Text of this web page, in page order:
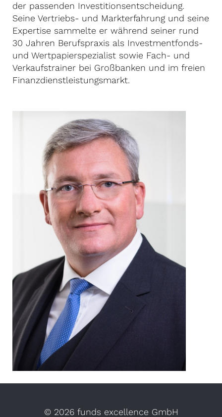
der passenden Investitionsentscheidung.
Seine Vertriebs- und Markterfahrung und seine
Expertise sammelte er während seiner rund
30 Jahren Berufspraxis als Investmentfonds-
und Wertpapierspezialist sowie Fach- und
Verkaufstrainer bei Großbanken und im freien
Finanzdienstleistungsmarkt.
© 2026 funds excellence GmbH